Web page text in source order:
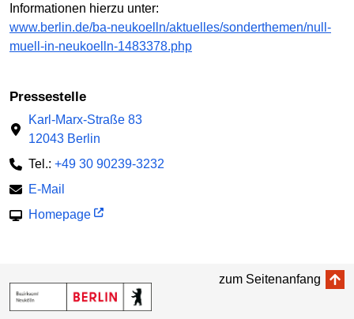
Informationen hierzu unter:
www.berlin.de/ba-neukoelln/aktuelles/sonderthemen/null-
muell-in-neukoelln-1483378.php
Pressestelle
Karl-Marx-Straße 83
12043 Berlin
Tel.: +49 30 90239-3232
E-Mail
Homepage
zum Seitenanfang